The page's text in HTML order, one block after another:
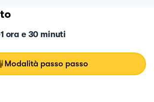
1 ora e 30 minuti
Modalità passo passo